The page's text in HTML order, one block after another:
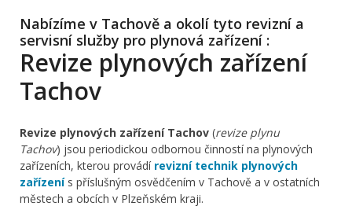
Nabízíme v Tachově a okolí tyto revizní a
servisní služby pro plynová zařízení :
Revize plynových zařízení
Tachov
Revize plynových zařízení Tachov (revize plynu
Tachov) jsou periodickou odbornou činností na plynových
zařízeních, kterou provádí revizní technik plynových
zařízenís příslušným osvědčením v Tachově a v ostatních
městech a obcích v Plzeňském kraji.